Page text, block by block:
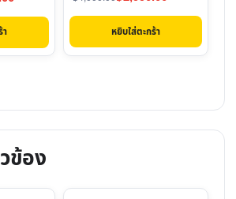
า
price
฿4,000.00.
price
฿2,990.00.
หยิบใส่ตะกร้า
ข้อง